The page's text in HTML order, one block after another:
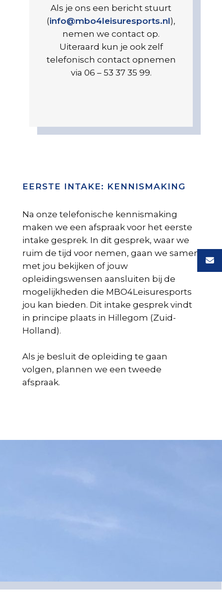
Als je ons een bericht stuurt
(info@mbo4leisuresports.nl),
nemen we contact op.
Uiteraard kun je ook zelf
telefonisch contact opnemen
via 06 – 53 37 35 99.
EERSTE INTAKE: KENNISMAKING
Na onze telefonische kennismaking
maken we een afspraak voor het eerste
intake gesprek. In dit gesprek, waar we
ruim de tijd voor nemen, gaan we samen
met jou bekijken of jouw
opleidingswensen aansluiten bij de
mogelijkheden die MBO4Leisuresports
jou kan bieden. Dit intake gesprek vindt
in principe plaats in Hillegom (Zuid-
Holland).
Als je besluit de opleiding te gaan
volgen, plannen we een tweede
afspraak.